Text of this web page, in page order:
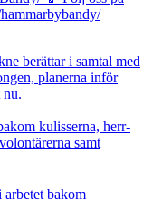
berättar i samtal med
planerna inför
nu.
kulisserna, herr-
samt
bakom